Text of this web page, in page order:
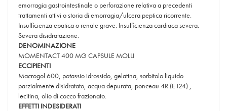
emorragia gastrointestinale o perforazione relativa a precedenti
trattamenti attivi o storia di emorragia/ulcera peptica ricorrente.
Insufficienza epatica o renale grave. Insufficienza cardiaca severa.
Severa disidratazione.
DENOMINAZIONE
MOMENTACT 400 MG CAPSULE MOLLI
ECCIPIENTI
Macrogol 600, potassio idrossido, gelatina, sorbitolo liquido
parzialmente disidratato, acqua depurata, ponceau 4R (E124) ,
lecitina, olio di cocco frazionato.
EFFETTI INDESIDERATI